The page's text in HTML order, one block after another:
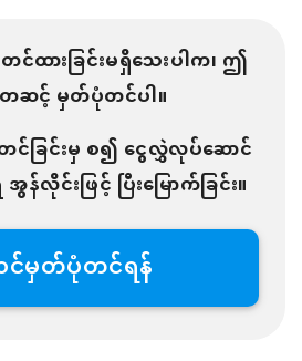
ထားခြင်းမရှိသေးပါက၊ ဤ
တဆင့် မှတ်ပုံတင်ပါ။
ခြင်းမှ စ၍ ငွေလွှဲလုပ်ဆောင်
င်းဖြင့် ပြီးမြောက်ခြင်း။
မှတ်ပုံတင်ရန်